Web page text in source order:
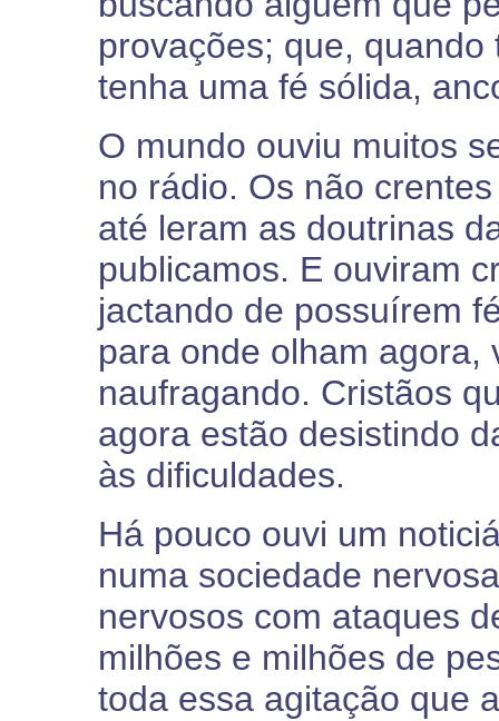
provações; que,
tenha uma fé sólida,
O mundo ouviu muitos
no rádio. Os não
até leram as doutrinas
publicamos. E ouviram
jactando de possuírem
para onde olham agora,
naufragando. Cristãos
agora estão desistindo
às dificuldades.
Há pouco ouvi um
numa sociedade
nervosos com ataques
milhões e milhões de
toda essa agitação que